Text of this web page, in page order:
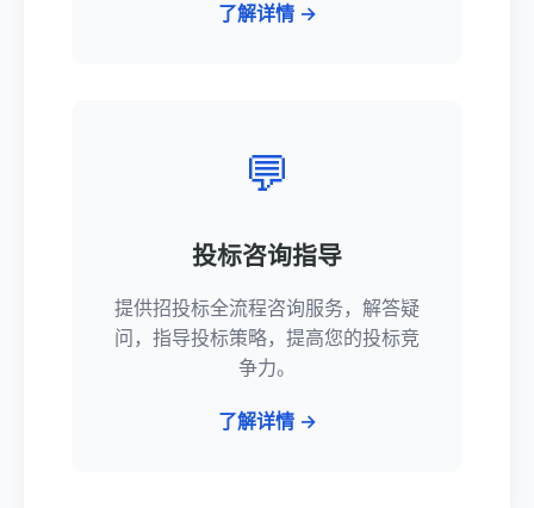
了解详情 →
💬
投标咨询指导
提供招投标全流程咨询服务，解答疑
问，指导投标策略，提高您的投标竞
争力。
了解详情 →